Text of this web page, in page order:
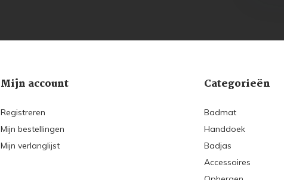
Mijn account
Registreren
Mijn bestellingen
Mijn verlanglijst
Categorieën
Badmat
Handdoek
Badjas
Accessoires